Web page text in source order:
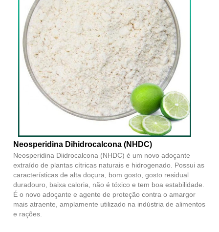
Neosperidina Dihidrocalcona (NHDC)
Neosperidina Diidrocalcona (NHDC) é um novo adoçante
extraído de plantas cítricas naturais e hidrogenado. Possui as
características de alta doçura, bom gosto, gosto residual
duradouro, baixa caloria, não é tóxico e tem boa estabilidade.
É o novo adoçante e agente de proteção contra o amargor
mais atraente, amplamente utilizado na indústria de alimentos
e rações.